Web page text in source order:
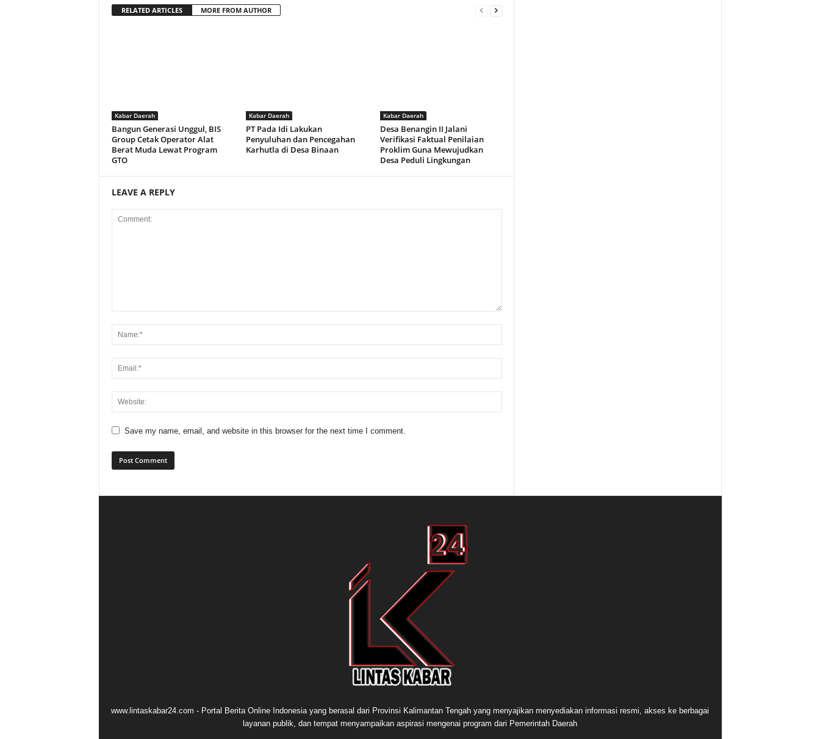
RELATED ARTICLES MORE FROM AUTHOR
Kabar Daerah
Bangun Generasi Unggul, BIS
Group Cetak Operator Alat
Berat Muda Lewat Program
GTO
Kabar Daerah
PT Pada Idi Lakukan
Penyuluhan dan Pencegahan
Karhutla di Desa Binaan
Kabar Daerah
Desa Benangin II Jalani
Verifikasi Faktual Penilaian
Proklim Guna Mewujudkan
Desa Peduli Lingkungan
LEAVE A REPLY
Save my name, email, and website in this browser for the next time I comment.
www.lintaskabar24.com - Portal Berita Online Indonesia yang berasal dari Provinsi Kalimantan Tengah yang menyajikan menyediakan informasi resmi, akses ke berbagai
layanan publik, dan tempat menyampaikan aspirasi mengenai program dari Pemerintah Daerah